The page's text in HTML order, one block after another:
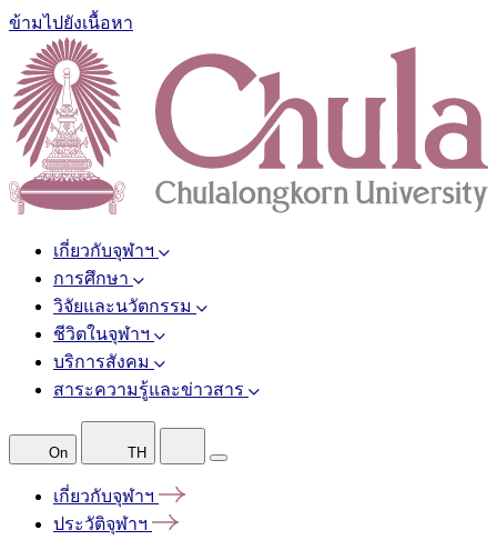
ข้ามไปยังเนื้อหา
เกี่ยวกับจุฬาฯ
การศึกษา
วิจัยและนวัตกรรม
ชีวิตในจุฬาฯ
บริการสังคม
สาระความรู้และข่าวสาร
On TH
เกี่ยวกับจุฬาฯ
ประวัติจุฬาฯ